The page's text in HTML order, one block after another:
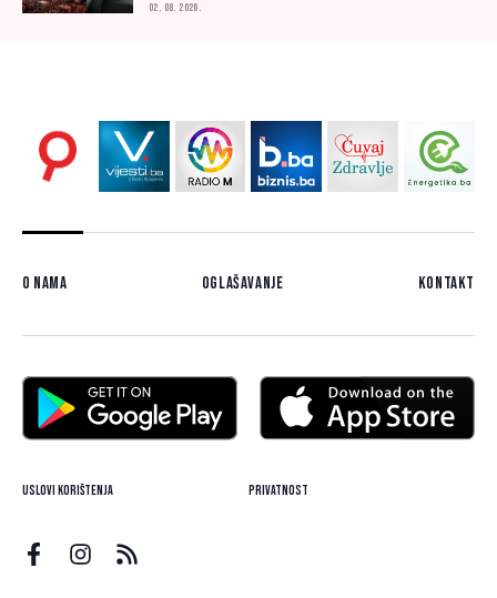
02. 08. 2026.
O nama Oglašavanje Kontakt
Uslovi korištenja Privatnost